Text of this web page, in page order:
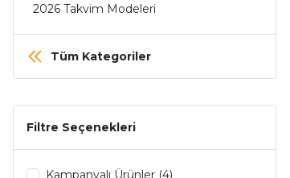
2026 Takvim Modeleri
Tüm Kategoriler
Filtre Seçenekleri
Kampanyalı Ürünler (4)